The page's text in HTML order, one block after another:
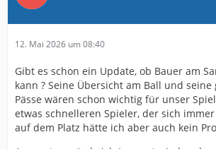
12. Mai 2026 um 08:40
Gibt es schon ein Update, ob Bauer am
kann ? Seine Übersicht am Ball und
Pässe wären schon wichtig für unser
etwas schnelleren Spieler, der sich
auf dem Platz hätte ich aber auch kein